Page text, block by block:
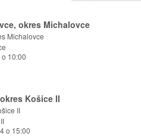
okres Michalovce
Michalovce
10:00
Košice II
II
o 15:00